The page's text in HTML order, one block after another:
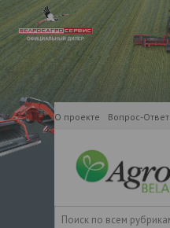
О проекте Вопрос-Ответ